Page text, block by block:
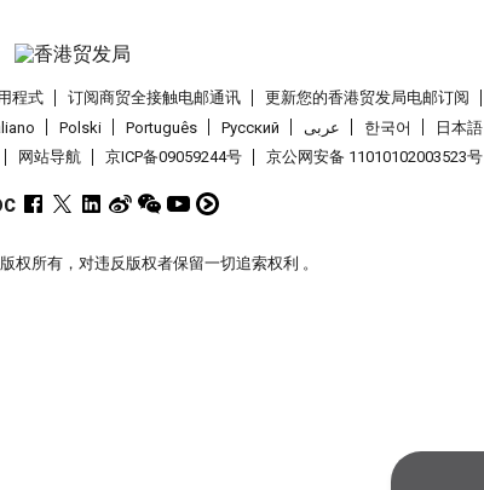
程式 订阅商贸全接触电邮通讯 更新您的香港贸发局电邮订阅
Polski Português Pусский عربى 한국어
日本語
网站导航 京ICP备09059244号 京公网安备 11010102003523号
权所有，对违反版权者保留一切追索权利 。